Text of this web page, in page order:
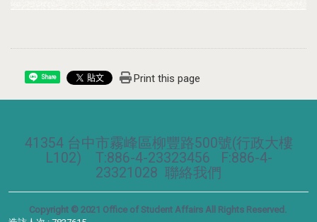
Share Print this page
41354 台中市霧峰區柳豐路500號(行政大樓
L102) T:886-4-23323456 F:886-4-
23321028 聯絡我們
Copyright © 2021 Office of Student Affairs All Rights Reserved.